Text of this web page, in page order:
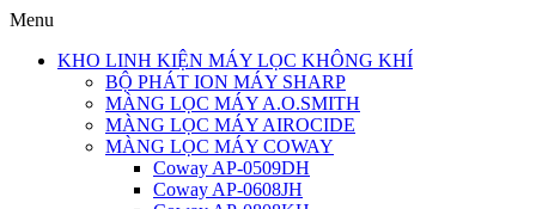
Menu
KHO LINH KIỆN MÁY LỌC KHÔNG KHÍ
BỘ PHÁT ION MÁY SHARP
MÀNG LỌC MÁY A.O.SMITH
MÀNG LỌC MÁY AIROCIDE
MÀNG LỌC MÁY COWAY
Coway AP-0509DH
Coway AP-0608JH